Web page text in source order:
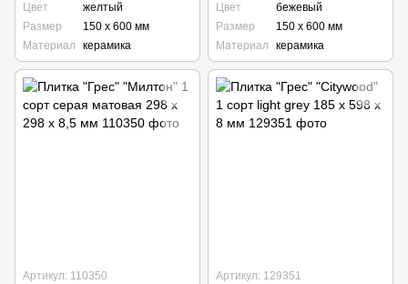
Цвет
желтый
Размер
150 х 600 мм
Материал
керамика
Цвет
бежевый
Размер
150 х 600 мм
Материал
керамика
Артикул: 110350 Артикул: 129351